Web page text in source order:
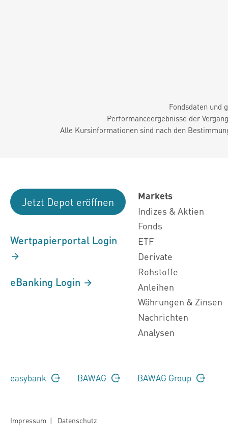
Fondsdaten und
Performanceergebnisse der
Alle Kursinformationen sind nach den
Jetzt Depot eröffnen
Wertpapierportal Login
eBanking Login
Markets
Indizes & Aktien
Fonds
ETF
Derivate
Rohstoffe
Anleihen
Währungen & Zinsen
Nachrichten
Analysen
easybank BAWAG BAWAG Group
Impressum | Datenschutz